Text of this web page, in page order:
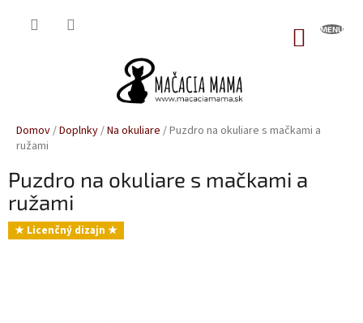
Domov/Doplnky/Na okuliare /Puzdro na okuliare s mačkami a
ružami
Puzdro na okuliare s mačkami a
ružami
★ Licenčný dizajn ★